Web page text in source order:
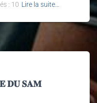
: 10 Lire la suite…
𝐃𝐔 𝐒𝐀𝐌